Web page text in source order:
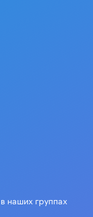
наших группах